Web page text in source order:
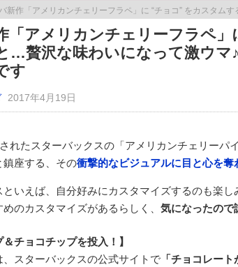
作「アメリカンチェリーフラペ」に “チョコ” をカスタムすると…贅沢な味わい
「アメリカンチェリーフラペ」
…贅沢な味わいになって激ウマ
す
2017年4月19日
れたスターバックスの「アメリカンチェリーパ
座する、その衝撃的なビジュアルに目と心を奪
といえば、自分好みにカスタマイズするのも楽
のカスタマイズがあるらしく、 気になったので
＆チョコチップを投入！】
スターバックスの公式サイトで「チョコレート